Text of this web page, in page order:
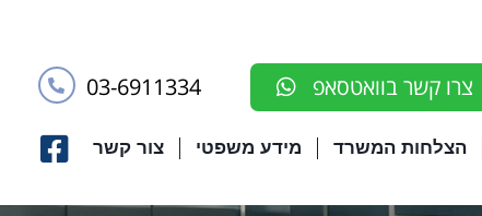
צרו קשר בוואטסאפ 03-6911334
הצלחות המשרד מידע משפטי צור קשר